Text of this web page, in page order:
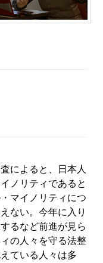
によると、日本人
ノリティであると
マイノリティにつ
ない。今年に入り
るなど前進が見ら
の人々を守る法整
ている人々は多